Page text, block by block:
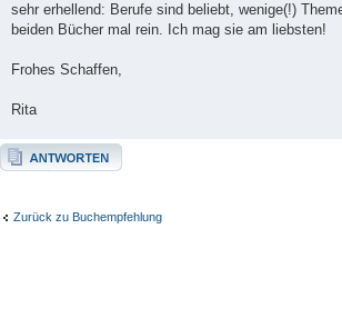
sehr erhellend: Berufe sind beliebt, wenige(!)
beiden Bücher mal rein. Ich mag sie am liebsten!
Frohes Schaffen,
Rita
Antwort erstellen
Zurück zu Buchempfehlung